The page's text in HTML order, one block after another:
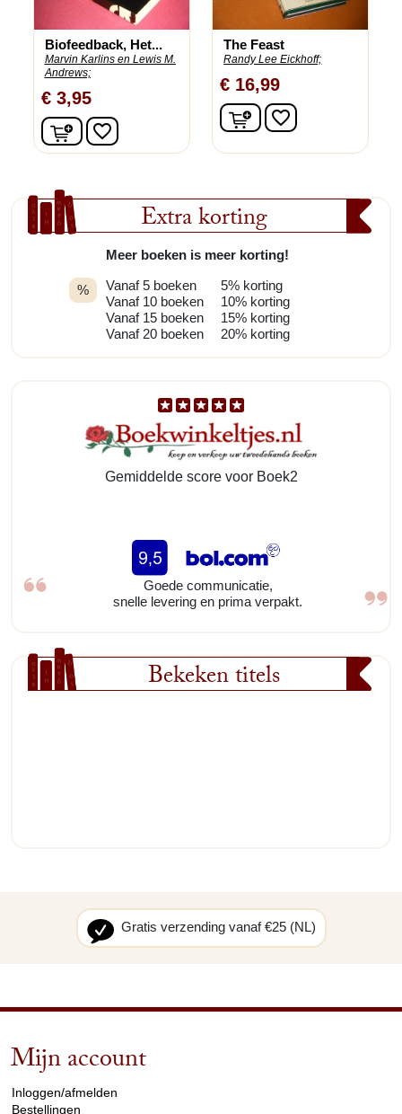
Extra korting
%
Meer boeken is meer korting!
Vanaf 5 boeken
Vanaf 10 boeken
Vanaf 15 boeken
Vanaf 20 boeken
5% korting
10% korting
15% korting
20% korting
Gemiddelde score voor Boek2
Goede communicatie,
snelle levering en prima verpakt.
Bekeken titels
Biofeedback, Het...
Marvin Karlins en Lewis M.
Andrews;
€ 3,95
In winkelwagen
favorite_border
The Feast
Randy Lee Eickhoff;
€ 16,99
In winkelwagen
favorite_border
Gratis verzending vanaf €25 (NL)
Mijn account
Inloggen/afmelden
Bestellingen